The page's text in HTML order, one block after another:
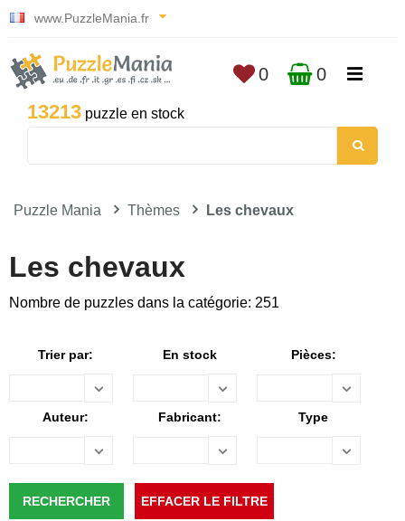
www.PuzzleMania.fr
13213 puzzle en stock
0 0
Puzzle Mania Thèmes Les chevaux
Les chevaux
Nombre de puzzles dans la catégorie: 251
Trier par: En stock Pièces:
Auteur: Fabricant: Type